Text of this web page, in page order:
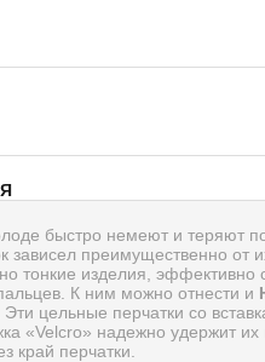
быстро немеют и теряют
зависел преимущественно от
тонкие изделия,
К ним можно отнести и
. Эти цельные перчатки со
«Velcro» надежно удержит
край перчатки.